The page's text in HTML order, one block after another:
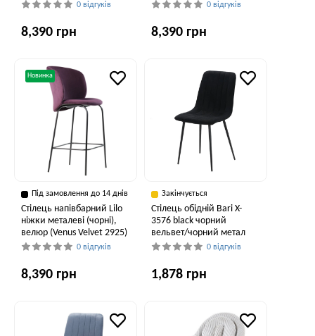
0 відгуків
8,390 грн
0 відгуків
8,390 грн
Новинка
Під замовлення до 14 днів
Стілець напівбарний Lilo
ніжки металеві (чорні),
велюр (Venus Velvet 2925)
0 відгуків
8,390 грн
Закінчується
Стілець обідній Bari X-
3576 black чорний
вельвет/чорний метал
0 відгуків
1,878 грн